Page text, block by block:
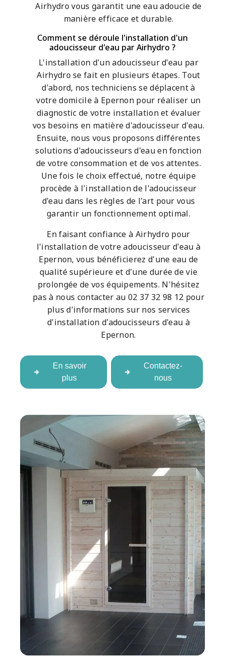
Airhydro vous garantit une eau adoucie de
manière efficace et durable.
Comment se déroule l'installation d'un
adoucisseur d'eau par Airhydro ?
L'installation d'un adoucisseur d'eau par
Airhydro se fait en plusieurs étapes. Tout
d'abord, nos techniciens se déplacent à
votre domicile à Epernon pour réaliser un
diagnostic de votre installation et évaluer
vos besoins en matière d'adoucisseur d'eau.
Ensuite, nous vous proposons différentes
solutions d'adoucisseurs d'eau en fonction
de votre consommation et de vos attentes.
Une fois le choix effectué, notre équipe
procède à l'installation de l'adoucisseur
d'eau dans les règles de l'art pour vous
garantir un fonctionnement optimal.
En faisant confiance à Airhydro pour
l'installation de votre adoucisseur d'eau à
Epernon, vous bénéficierez d'une eau de
qualité supérieure et d'une durée de vie
prolongée de vos équipements. N'hésitez
pas à nous contacter au 02 37 32 98 12 pour
plus d'informations sur nos services
d'installation d'adoucisseurs d'eau à
Epernon.
En savoir
plus
Contactez-
nous